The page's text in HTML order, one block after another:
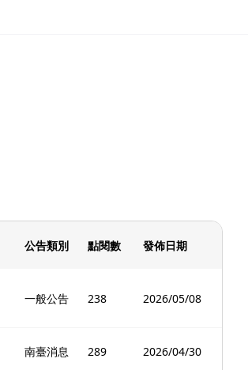
公告類別 點閱數 發佈日期
一般公告 238 2026/05/08
南臺消息 289 2026/04/30